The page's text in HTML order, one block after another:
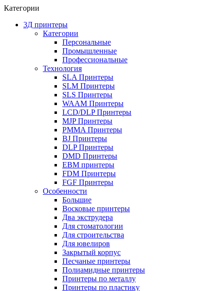
Категории
3Д принтеры
Категории
Персональные
Промышленные
Профессиональные
Технология
SLA Принтеры
SLM Принтеры
SLS Принтеры
WAAM Принтеры
LCD/DLP Принтеры
MJP Принтеры
PMMA Принтеры
BJ Принтеры
DLP Принтеры
DMD Принтеры
EBM принтеры
FDM Принтеры
FGF Принтеры
Особенности
Большие
Восковые принтеры
Два экструдера
Для стоматологии
Для строительства
Для ювелиров
Закрытый корпус
Песчаные принтеры
Полиамидные принтеры
Принтеры по металлу
Принтеры по пластику